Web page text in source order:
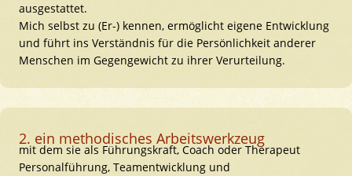
ausgestattet.
Mich selbst zu (Er-) kennen, ermöglicht eigene Entwicklung
und führt ins Verständnis für die Persönlichkeit anderer
Menschen im Gegengewicht zu ihrer Verurteilung.
2. ein methodisches Arbeitswerkzeug
mit dem sie als Führungskraft, Coach oder Therapeut
Personalführung, Teamentwicklung und